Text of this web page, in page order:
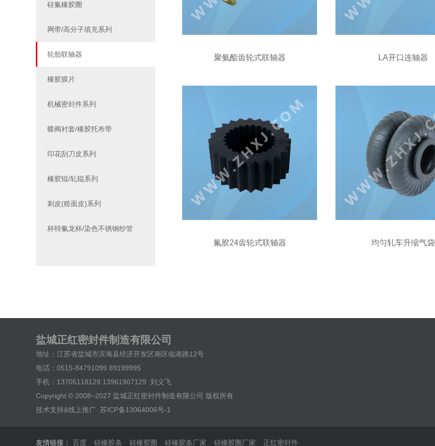
硅氟橡胶圈
网带/高分子填充系列
轮胎联轴器
橡胶膜片
机械密封件系列
蝶阀衬套/橡胶托布带
印花刮刀皮系列
橡胶辊/轧辊系列
刺皮(糙面皮)系列
杯特氟龙杯/染色不锈钢纱管
聚氨酯齿轮式联轴器 LA开口连轴器
氟胶24齿轮式联轴器 均匀轧车升缩气袋
盐城正红密封件制造有限公司
地址：江苏省盐城市滨海县经济开发区南区临港路12号
电话：0515-84791099 89199995
手机：13705118129 13961907129 刘义飞
Copyright © 2008~2027 盐城正红密封件制造有限公司 版权所有
技术支持&线上推广 苏ICP备13064006号-1
友情链接： 百度 硅橡胶条 硅橡胶圈 硅橡胶条厂家 硅橡胶圈厂家 正红密封件